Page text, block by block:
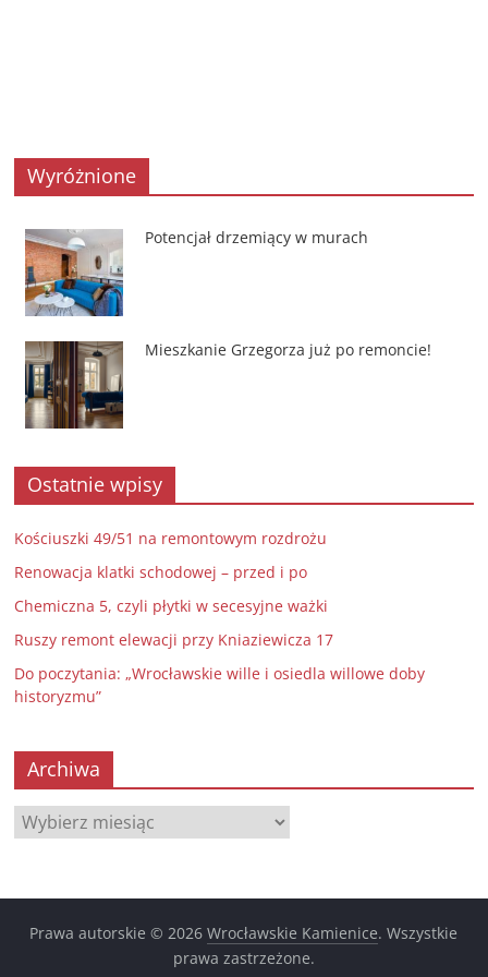
Wyróżnione
Potencjał drzemiący w murach
Mieszkanie Grzegorza już po remoncie!
Ostatnie wpisy
Kościuszki 49/51 na remontowym rozdrożu
Renowacja klatki schodowej – przed i po
Chemiczna 5, czyli płytki w secesyjne ważki
Ruszy remont elewacji przy Kniaziewicza 17
Do poczytania: „Wrocławskie wille i osiedla willowe doby
historyzmu”
Archiwa
Archiwa
Prawa autorskie © 2026Wrocławskie Kamienice. Wszystkie
prawa zastrzeżone.